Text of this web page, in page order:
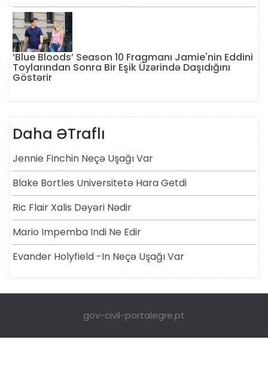
‘Blue Bloods’ Season 10 Fragmanı Jamie'nin Eddini
Toylarından Sonra Bir Eşik Üzərində Daşıdığını
Göstərir
Daha ƏTraflı
Jennie Finchin Neçə Uşağı Var
Blake Bortles Universitetə ​​hara Getdi
Ric Flair Xalis Dəyəri Nədir
Mario Impemba Indi Ne Edir
Evander Holyfield -in Neçə Uşağı Var
gov-civil-portalegre.pt